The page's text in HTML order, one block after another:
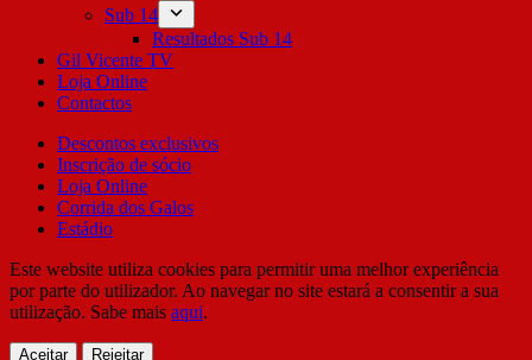
Sub 14
Resultados Sub 14
Gil Vicente TV
Loja Online
Contactos
Descontos exclusivos
Inscrição de sócio
Loja Online
Corrida dos Galos
Estádio
Este website utiliza cookies para permitir uma melhor experiência
por parte do utilizador. Ao navegar no site estará a consentir a sua
utilização. Sabe mais aqui.
Aceitar Rejeitar